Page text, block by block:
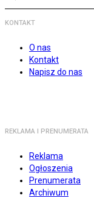
KONTAKT
O nas
Kontakt
Napisz do nas
REKLAMA I PRENUMERATA
Reklama
Ogłoszenia
Prenumerata
Archiwum